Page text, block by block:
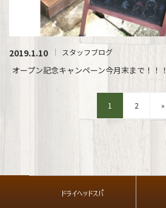
2019.1.10 スタッフブログ
オープン記念キャンペーン今月末まで！！！
1 2 »
ドライヘッドスパ